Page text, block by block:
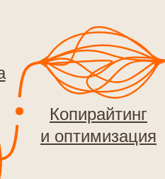
Копирайтинг
и оптимизация